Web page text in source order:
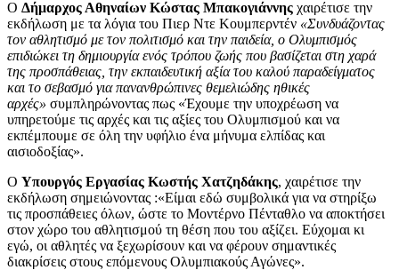
O Δήμαρχος Αθηναίων Κώστας Μπακογιάννης χαιρέτισε την
εκδήλωση με τα λόγια του Πιερ Ντε Κουμπερντέν «Συνδυάζοντας
τον αθλητισμό με τον πολιτισμό και την παιδεία, ο Ολυμπισμός
επιδιώκει τη δημιουργία ενός τρόπου ζωής που βασίζεται στη χαρά
της προσπάθειας, την εκπαιδευτική αξία του καλού παραδείγματος
και το σεβασμό για πανανθρώπινες θεμελιώδης ηθικές
αρχές» συμπληρώνοντας πως «Έχουμε την υποχρέωση να
υπηρετούμε τις αρχές και τις αξίες του Ολυμπισμού και να
εκπέμπουμε σε όλη την υφήλιο ένα μήνυμα ελπίδας και
αισιοδοξίας».
Ο Υπουργός Εργασίας Κωστής Χατζηδάκης, χαιρέτισε την
εκδήλωση σημειώνοντας :«Είμαι εδώ συμβολικά για να στηρίξω
τις προσπάθειες όλων, ώστε το Μοντέρνο Πένταθλο να αποκτήσει
στον χώρο του αθλητισμού τη θέση που του αξίζει. Εύχομαι κι
εγώ, οι αθλητές να ξεχωρίσουν και να φέρουν σημαντικές
διακρίσεις στους επόμενους Ολυμπιακούς Αγώνες».